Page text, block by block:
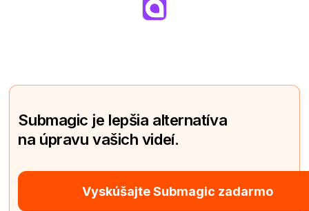
Submagic je lepšia alternatíva
na úpravu vašich videí.
Vyskúšajte Submagic zadarmo